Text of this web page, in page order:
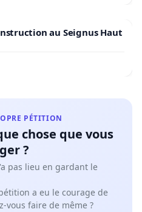
au Seignus Haut
PÉTITION
chose que vous
?
pas lieu en gardant le
a eu le courage de
vous faire de même ?